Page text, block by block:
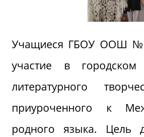
Учащиеся ГБОУ ООШ
участие в городском
литературного
приуроченного к
родного языка. Цель